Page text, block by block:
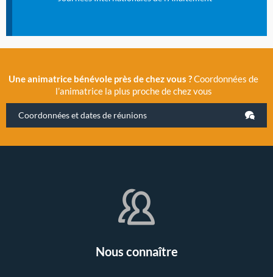
Une animatrice bénévole près de chez vous ?Coordonnées de
l’animatrice la plus proche de chez vous
Coordonnées et dates de réunions
Nous connaître